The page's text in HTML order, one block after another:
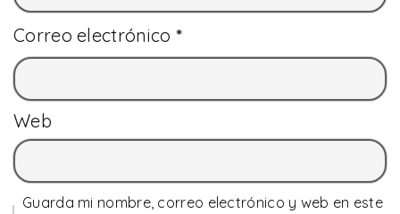
Correo electrónico *
Web
Guarda mi nombre, correo electrónico y web en este